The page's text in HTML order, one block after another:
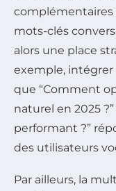
complémentaires
mots-clés
alors une place
exemple, intégrer
que “Comment
naturel en 2025
performant ?”
des utilisateurs
Par ailleurs, la